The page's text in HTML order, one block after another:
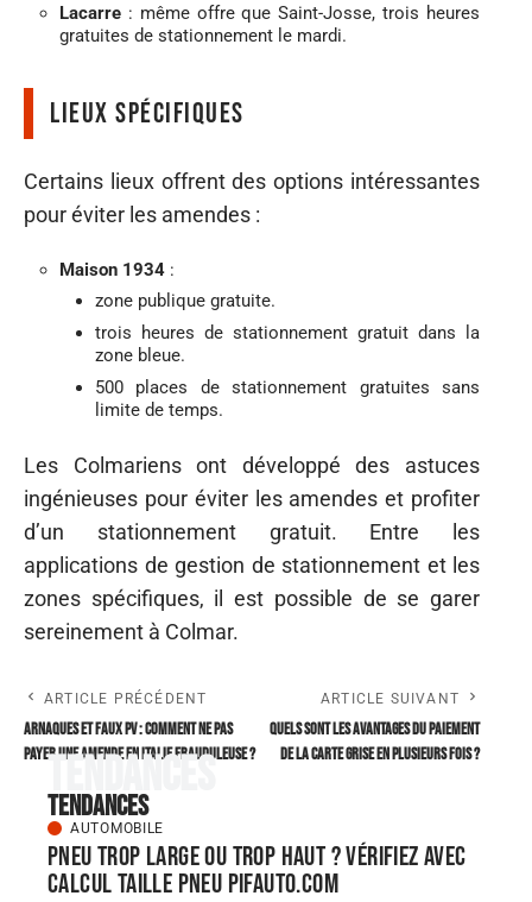
Lacarre : même offre que Saint-Josse, trois heures
gratuites de stationnement le mardi.
Lieux spécifiques
Certains lieux offrent des options intéressantes
pour éviter les amendes :
Maison 1934 :
zone publique gratuite.
trois heures de stationnement gratuit dans la
zone bleue.
500 places de stationnement gratuites sans
limite de temps.
Les Colmariens ont développé des astuces
ingénieuses pour éviter les amendes et profiter
d’un stationnement gratuit. Entre les
applications de gestion de stationnement et les
zones spécifiques, il est possible de se garer
sereinement à Colmar.
ARTICLE PRÉCÉDENT
Arnaques et faux PV : comment ne pas
payer une AMENDE en Italie frauduleuse ?
ARTICLE SUIVANT
Quels sont les avantages du paiement
de la carte grise en plusieurs fois ?
Tendances
Tendances
AUTOMOBILE
Pneu trop large ou trop haut ? Vérifiez avec
Calcul taille Pneu pifauto.com